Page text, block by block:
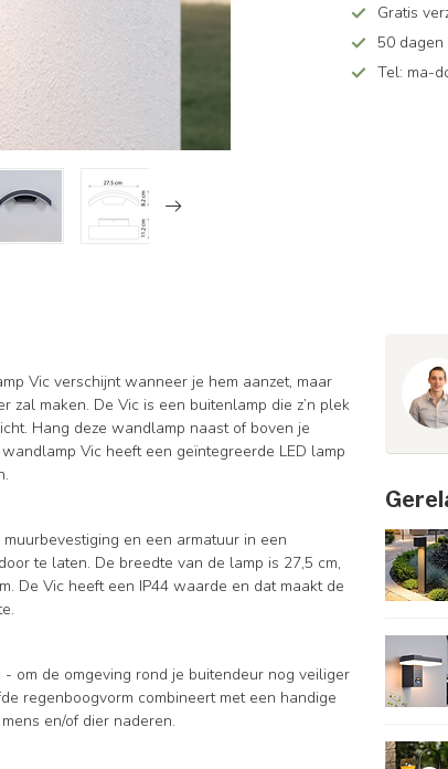
Gratis
50 dagen
Tel: ma-
Vic verschijnt wanneer je hem aanzet, maar
maken. De Vic is een buitenlamp die z’n plek
Hang deze wandlamp naast of boven je
Vic heeft een geïntegreerde LED lamp
en een armatuur in een
te laten. De breedte van de lamp is 27,5 cm,
De Vic heeft een IP44 waarde en dat maakt de
om de omgeving rond je buitendeur nog veiliger
regenboogvorm combineert met een handige
en/of dier naderen.